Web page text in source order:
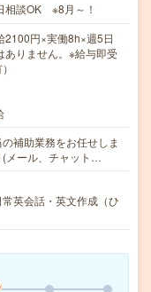
談OK ※8月～！
円×実働8h×週5日
りません。※給与即受
補助業務をお任せしま
(メール、チャット…
英会話・英文作成（ひ